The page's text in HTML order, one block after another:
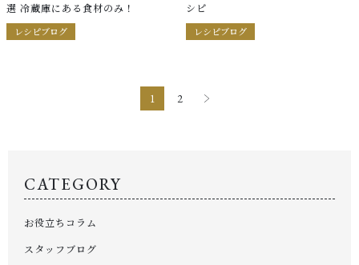
選 冷蔵庫にある食材のみ！
レシピブログ
シピ
レシピブログ
1 2
CATEGORY
お役立ちコラム
スタッフブログ